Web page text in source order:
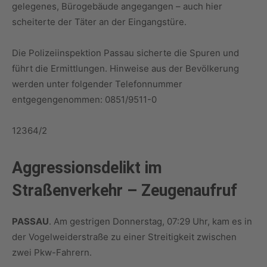
gelegenes, Bürogebäude angegangen – auch hier
scheiterte der Täter an der Eingangstüre.
Die Polizeiinspektion Passau sicherte die Spuren und
führt die Ermittlungen. Hinweise aus der Bevölkerung
werden unter folgender Telefonnummer
entgegengenommen: 0851/9511-0
12364/2
Aggressionsdelikt im
Straßenverkehr – Zeugenaufruf
PASSAU. Am gestrigen Donnerstag, 07:29 Uhr, kam es in
der Vogelweiderstraße zu einer Streitigkeit zwischen
zwei Pkw-Fahrern.